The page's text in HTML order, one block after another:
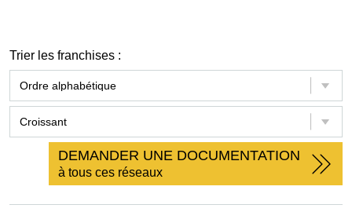
Trier les franchises :
DEMANDER UNE DOCUMENTATION
à tous ces réseaux